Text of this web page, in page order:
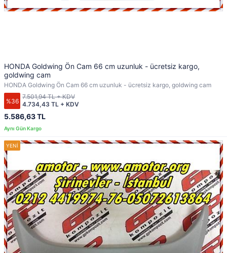
HONDA Goldwing Ön Cam 66 cm uzunluk - ücretsiz kargo,
goldwing cam
HONDA Goldwing Ön Cam 66 cm uzunluk - ücretsiz kargo, goldwing cam
%36
5.586,63 TL
4.734,43 TL + KDV
7.501,94 TL + KDV